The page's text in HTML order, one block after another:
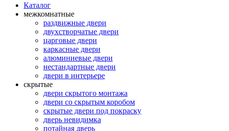
Каталог
межкомнатные
раздвижные двери
двухстворчатые двери
царговые двери
каркасные двери
алюминиевые двери
нестандартные двери
двери в интерьере
скрытые
двери скрытого монтажа
двери со скрытым коробом
скрытые двери под покраску
дверь невидимка
потайная дверь